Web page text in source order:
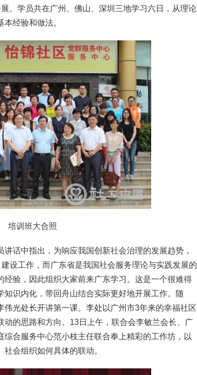
。学员共在广州、佛山、深圳三地学习六日，从理论
经验和做法。
培训班大合照
话中指出，为响应我国创新社会治理的发展趋势，
设工作，而广东省是我国社会服务理论与实践发展的
验，因此组织大家前来广东学习。这是一个很难得
识内化，带回舟山结合实际更好地开展工作。随
光处长开讲第一课。李处以广州市3年来的幸福社区
的思路和方向。13日上午，联合会李敏兰会长、广
合服务中心范小枝主任联合奉上精彩的工作坊，以
会组织如何具体的联动。